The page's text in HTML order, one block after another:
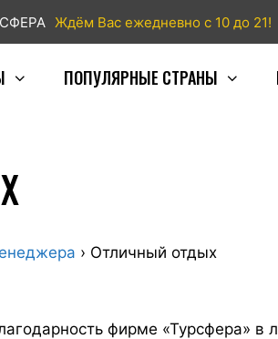
Ждём Вас ежедневно с 10 до 21!
ПОПУЛЯРНЫЕ СТРАНЫ
› Отличный отдых
фирме «Турсфера»